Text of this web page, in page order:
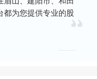
都为您提供专业的股